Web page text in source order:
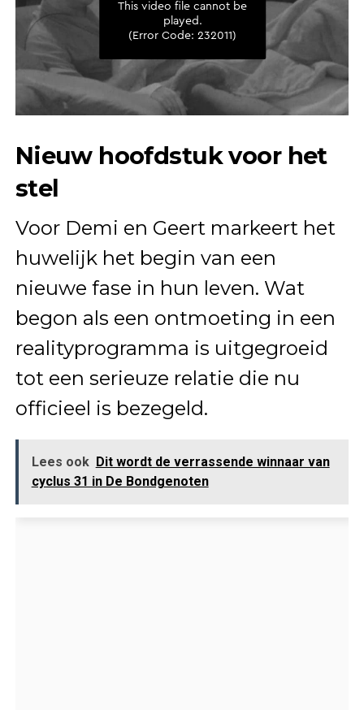
Nieuw hoofdstuk voor het
stel
Voor Demi en Geert markeert het
huwelijk het begin van een
nieuwe fase in hun leven. Wat
begon als een ontmoeting in een
realityprogramma is uitgegroeid
tot een serieuze relatie die nu
officieel is bezegeld.
Lees ook Dit wordt de verrassende winnaar van
cyclus 31 in De Bondgenoten